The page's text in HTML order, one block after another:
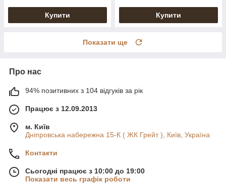
Купити Купити
Показати ще
Про нас
94% позитивних з 104 відгуків за рік
Працює з 12.09.2013
м. Київ
Дніпровська набережна 15-К ( ЖК Грейт ), Київ, Україна
Контакти
Сьогодні працює з 10:00 до 19:00
Показати весь графік роботи